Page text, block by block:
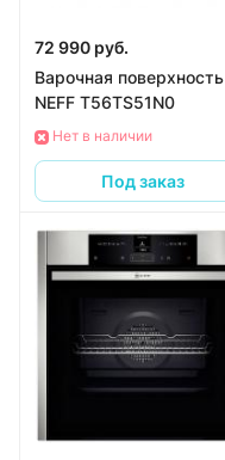
72 990 руб.
Варочная поверхность
NEFF T56TS51N0
Нет в наличии
Под заказ